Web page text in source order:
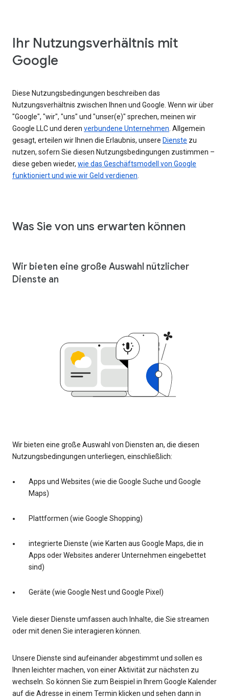
Ihr Nutzungsverhältnis mit
Google
Diese Nutzungsbedingungen beschreiben das
Nutzungsverhältnis zwischen Ihnen und Google. Wenn wir über
"Google", "wir", "uns" und "unser(e)" sprechen, meinen wir
Google LLC und deren verbundene Unternehmen . Allgemein
gesagt, erteilen wir Ihnen die Erlaubnis, unsere Dienste zu
nutzen, sofern Sie diesen Nutzungsbedingungen zustimmen –
diese geben wieder, wie das Geschäftsmodell von Google
funktioniert und wie wir Geld verdienen
Was Sie von uns erwarten können
Wir bieten eine große Auswahl nützlicher
Dienste an
Wir bieten eine große Auswahl von Diensten an, die diesen
Nutzungsbedingungen unterliegen, einschließlich:
Apps und Websites (wie die Google Suche und Google
Maps)
Plattformen (wie Google Shopping)
integrierte Dienste (wie Karten aus Google Maps, die in
Apps oder Websites anderer Unternehmen eingebettet
sind)
Geräte (wie Google Nest und Google Pixel)
Viele dieser Dienste umfassen auch Inhalte, die Sie streamen
oder mit denen Sie interagieren können.
Unsere Dienste sind aufeinander abgestimmt und sollen es
Ihnen leichter machen, von einer Aktivität zur nächsten zu
wechseln. So können Sie zum Beispiel in Ihrem Google Kalender
auf die Adresse in einem Termin klicken und sehen dann in